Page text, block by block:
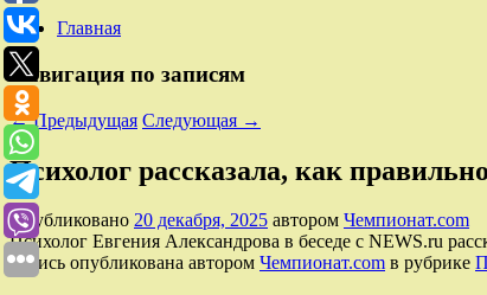
Главная
Навигация по записям
←Предыдущая Следующая →
Психолог рассказала, как
Опубликовано 20 декабря, 2025 автором Чемпионат.com
Психолог Евгения Александрова в беседе с NEWS.ru
Запись опубликована автором Чемпионат.com в рубрике